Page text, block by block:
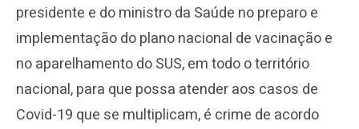
presidente e do ministro da Saúde no preparo e
implementação do plano nacional de vacinação e
no aparelhamento do SUS, em todo o território
nacional, para que possa atender aos casos de
Covid-19 que se multiplicam, é crime de acordo